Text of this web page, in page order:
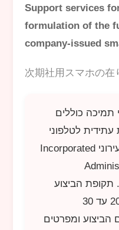
Support services
formulation of the
company-issued
次期社用スマホの
תמיכה כוללים
לטלפוני
Incorporated
הביצוע
היא מ-1 באוקטובר 2026 עד 30
מיקום הביצוע ומפרטים